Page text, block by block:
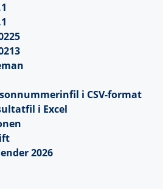
i CSV-format
i Excel
2026